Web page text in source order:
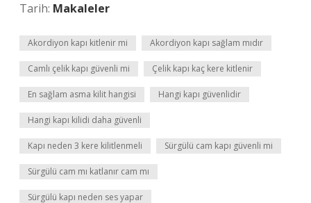
Tarih: Makaleler
Akordiyon kapı kitlenir mi Akordiyon kapı sağlam mıdır
Camlı çelik kapı güvenli mi Çelik kapı kaç kere kitlenir
En sağlam asma kilit hangisi Hangi kapı güvenlidir
Hangi kapı kilidi daha güvenli
Kapı neden 3 kere kilitlenmeli Sürgülü cam kapı güvenli mi
Sürgülü cam mı katlanır cam mı
Sürgülü kapı neden ses yapar